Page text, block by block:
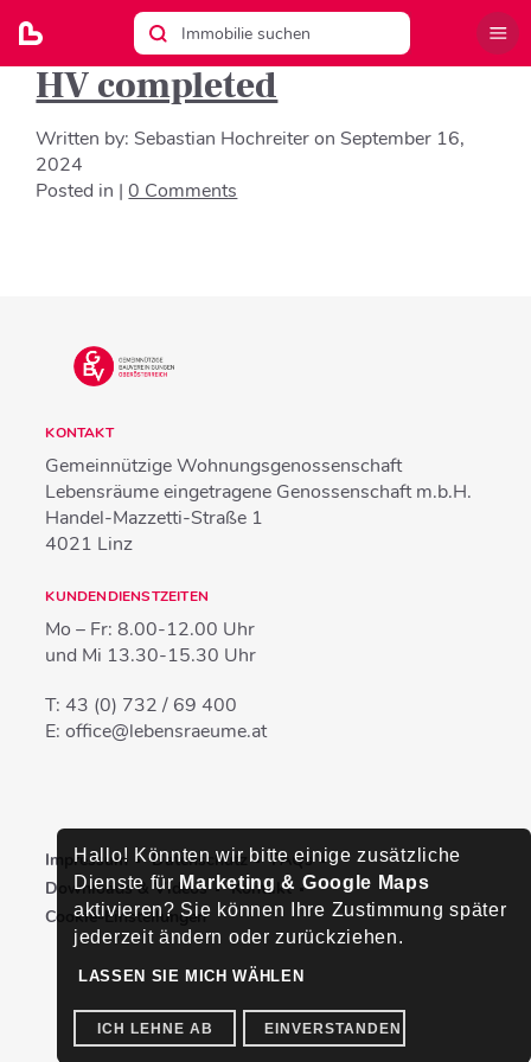
HV completed
Written by:Sebastian HochreiteronSeptember 16,
2024
Posted in |0 Comments
KONTAKT
Gemeinnützige Wohnungsgenossenschaft
Lebensräume eingetragene Genossenschaft m.b.H.
Handel-Mazzetti-Straße 1
4021 Linz
KUNDENDIENSTZEITEN
Mo – Fr: 8.00-12.00 Uhr
und Mi 13.30-15.30 Uhr
T:43 (0) 732 / 69 400
E:office@lebensraeume.at
Impressum Datenschutz
FAQs
Downloads & Videos
Kontakt
Cookie-Einstellungen
Hallo! Könnten wir bitte einige zusätzliche
Dienste für Marketing & Google Maps
aktivieren? Sie können Ihre Zustimmung später
jederzeit ändern oder zurückziehen.
LASSEN SIE MICH WÄHLEN
ICH LEHNE AB EINVERSTANDEN